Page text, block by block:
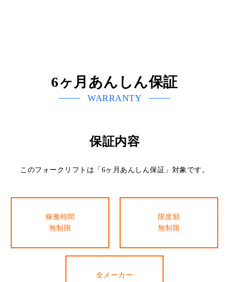
6ヶ月あんしん保証
WARRANTY
保証内容
このフォークリフトは「6ヶ月あんしん保証」対象です。
稼働時間
無制限
限度額
無制限
全メーカー